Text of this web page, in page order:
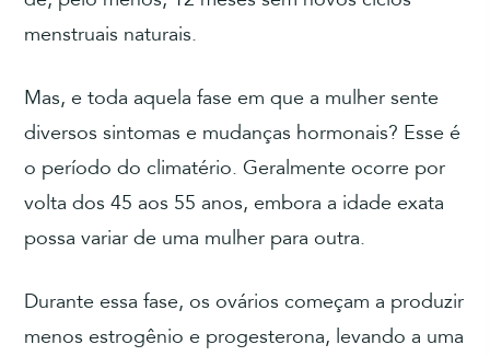
menstruais naturais.
Mas, e toda aquela fase em que a mulher sente
diversos sintomas e mudanças hormonais? Esse é
o período do climatério. Geralmente ocorre por
volta dos 45 aos 55 anos, embora a idade exata
possa variar de uma mulher para outra.
Durante essa fase, os ovários começam a produzir
menos estrogênio e progesterona, levando a uma